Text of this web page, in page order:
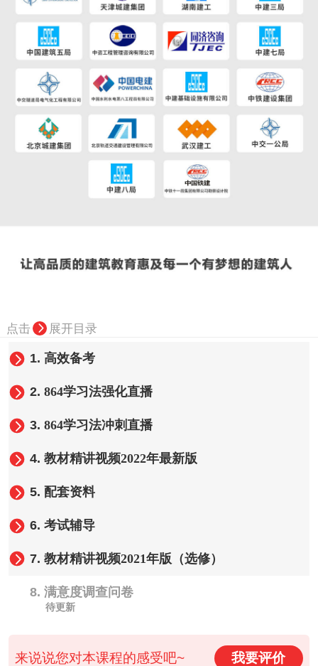
点击 展开目录
1. 高效备考
2. 864学习法强化直播
3. 864学习法冲刺直播
4. 教材精讲视频2022年最新版
5. 配套资料
6. 考试辅导
7. 教材精讲视频2021年版（选修）
8. 满意度调查问卷
待更新
来说说您对本课程的感受吧~ 我要评价